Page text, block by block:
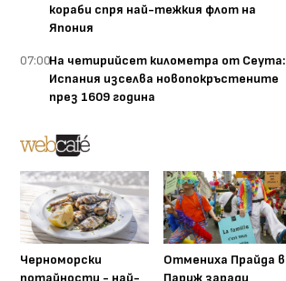
кораби спря най-тежкия флот на
Япония
07:00На четирийсет километра от Сеута:
Испания изселва новопокръстените
през 1609 година
Черноморски
потайности - най-
Отмениха Прайда в
Париж заради